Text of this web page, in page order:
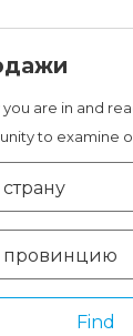
are in and
to examine
провинцию
Find